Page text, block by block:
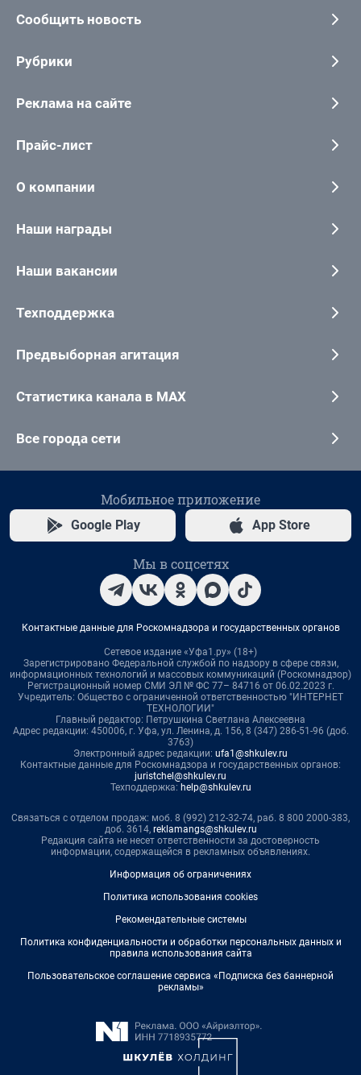
Сообщить новость
Рубрики
Реклама на сайте
Прайс-лист
О компании
Наши награды
Наши вакансии
Техподдержка
Предвыборная агитация
Статистика канала в MAX
Все города сети
Мобильное приложение
Google Play App Store
Мы в соцсетях
Контактные данные для Роскомнадзора и государственных органов
Сетевое издание «Уфа1.ру» (18+)
Зарегистрировано Федеральной службой по надзору в сфере связи,
информационных технологий и массовых коммуникаций (Роскомнадзор)
Регистрационный номер СМИ ЭЛ № ФС 77– 84716 от 06.02.2023 г.
Учредитель: Общество с ограниченной ответственностью "ИНТЕРНЕТ
ТЕХНОЛОГИИ"
Главный редактор: Петрушкина Светлана Алексеевна
Адрес редакции: 450006, г. Уфа, ул. Ленина, д. 156, 8 (347) 286-51-96 (доб.
3763)
Электронный адрес редакции: ufa1@shkulev.ru
Контактные данные для Роскомнадзора и государственных органов:
juristchel@shkulev.ru
Техподдержка: help@shkulev.ru
Связаться с отделом продаж: моб. 8 (992) 212-32-74, раб. 8 800 2000-383,
доб. 3614, reklamangs@shkulev.ru
Редакция сайта не несет ответственности за достоверность
информации, содержащейся в рекламных объявлениях.
Информация об ограничениях
Политика использования cookies
Рекомендательные системы
Политика конфиденциальности и обработки персональных данных и
правила использования сайта
Пользовательское соглашение сервиса «Подписка без баннерной
рекламы»